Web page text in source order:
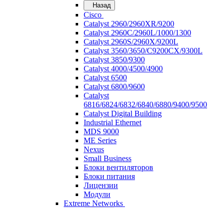
Назад
Cisco
Catalyst 2960/2960XR/9200
Catalyst 2960C/2960L/1000/1300
Catalyst 2960S/2960X/9200L
Catalyst 3560/3650/C9200CX/9300L
Catalyst 3850/9300
Catalyst 4000/4500/4900
Catalyst 6500
Catalyst 6800/9600
Catalyst
6816/6824/6832/6840/6880/9400/9500
Catalyst Digital Building
Industrial Ethernet
MDS 9000
ME Series
Nexus
Small Business
Блоки вентиляторов
Блоки питания
Лицензии
Модули
Extreme Networks